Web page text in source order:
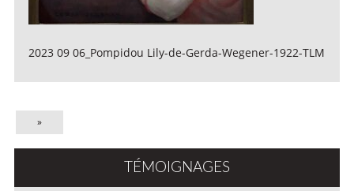
2023 09 06_Pompidou Lily-de-Gerda-Wegener-1922-TLM
»
TÉMOIGNAGES